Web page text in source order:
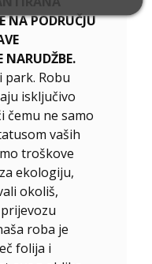
NA PODRUČJU
NARUDŽBE.
park. Robu
isključivo
čemu ne samo
vaših
troškove
ekologiju,
okoliš,
roba je
folija i